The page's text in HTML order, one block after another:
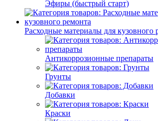
Эфиры (быстрый старт)
Расходные материалы для кузовного
Антикоррозионные препараты
Грунты
Добавки
Краски